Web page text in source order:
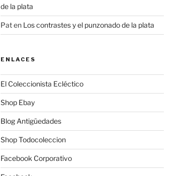
de la plata
Paten Los contrastes y el punzonado de la plata
ENLACES
El Coleccionista Ecléctico
Shop Ebay
Blog Antigüedades
Shop Todocoleccion
Facebook Corporativo